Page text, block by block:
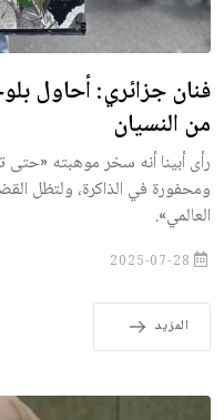
فنان جزائري: أحاول
من النسيان
رأى أبينا أنه سخر موهبته
ومحفورة في الذاكرة، ولتظل
العالمي».
2025-07-28
المزيد